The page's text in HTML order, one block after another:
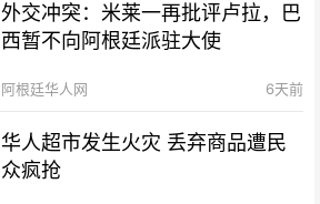
外交冲突：米莱一再批评卢拉，巴
西暂不向阿根廷派驻大使
阿根廷华人网 6天前
华人超市发生火灾 丢弃商品遭民
众疯抢